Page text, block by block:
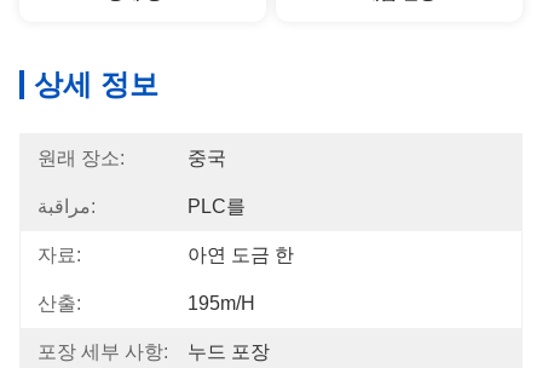
상세 정보
원래 장소: 중국
مراقبة: PLC를
자료: 아연 도금 한
산출: 195m/h
포장 세부 사항: 누드 포장